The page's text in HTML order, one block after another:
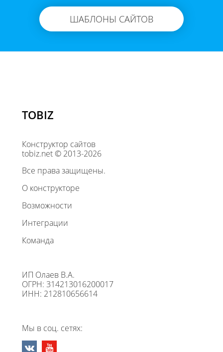
ШАБЛОНЫ САЙТОВ
TOBIZ
Конструктор сайтов
tobiz.net © 2013-2026
Все права защищены.
О конструкторе
Возможности
Интеграции
Команда
ИП Олаев В.А.
ОГРН: 314213016200017
ИНН: 212810656614
Мы в соц. сетях: